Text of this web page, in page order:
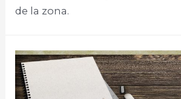
de la zona.